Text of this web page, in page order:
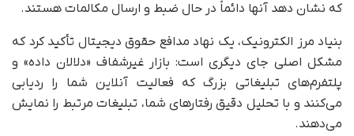
که نشان دهد آنها دائماً در حال ضبط و ارسال مکالمات هستند.
بنیاد مرز الکترونیک، یک نهاد مدافع حقوق دیجیتال تأکید کرد که
مشکل اصلی جای دیگری است: بازار غیرشفاف «دلالان داده» و
پلتفرم‌های تبلیغاتی بزرگ که فعالیت آنلاین شما را ردیابی
می‌کنند و با تحلیل دقیق رفتارهای شما، تبلیغات مرتبط را نمایش
می‌دهند.